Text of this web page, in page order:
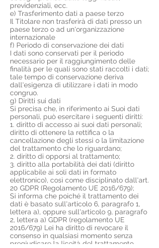
previdenziali, ecc.
e) Trasferimento dati a paese terzo
Il Titolare non trasferirà di dati presso un
paese terzo o ad un'organizzazione
internazionale
f) Periodo di conservazione dei dati
I dati sono conservati per il periodo
necessario per il raggiungimento delle
finalità per le quali sono stati raccolti i dati;
tale tempo di conservazione deriva
dall'esigenza di utilizzare i dati in modo
congruo.
g) Diritti sui dati
Si precisa che, in riferimento ai Suoi dati
personali, può esercitare i seguenti diritti:
1. diritto di accesso ai suoi dati personali;
diritto di ottenere la rettifica o la
cancellazione degli stessi o la limitazione
del trattamento che lo riguardano;
2. diritto di opporsi al trattamento;
3. diritto alla portabilità dei dati (diritto
applicabile ai soli dati in formato
elettronico), così come disciplinato dall'art.
20 GDPR (Regolamento UE 2016/679);
Si informa che poiché il trattamento dei
dati è basato sull'articolo 6, paragrafo 1,
lettera a), oppure sull'articolo 9, paragrafo
2, lettera a) GDPR (regolamento UE
2016/679) Lei ha diritto di revocare il
consenso in qualsiasi momento senza
pregiudicare la liceità del trattamento